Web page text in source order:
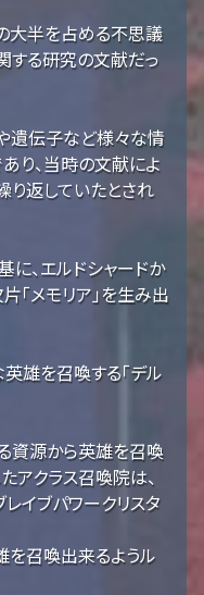
大半を占める不思議
する研究の文献だっ
遺伝子など様々な情
り、当時の文献によ
り返していたとされ
、エルドシャードか
「メモリア」を生み出
雄を召喚する「デル
資源から英雄を召喚
アクラス召喚院は、
イブパワークリスタ
召喚出来るようル